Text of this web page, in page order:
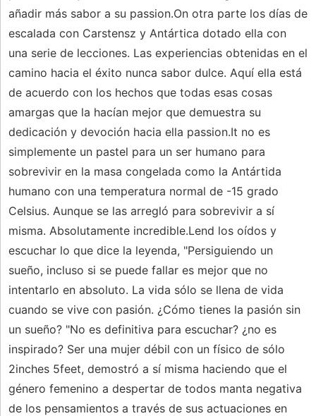
añadir más sabor a su passion.On otra parte los días de
escalada con Carstensz y Antártica dotado ella con
una serie de lecciones. Las experiencias obtenidas en el
camino hacia el éxito nunca sabor dulce. Aquí ella está
de acuerdo con los hechos que todas esas cosas
amargas que la hacían mejor que demuestra su
dedicación y devoción hacia ella passion.It no es
simplemente un pastel para un ser humano para
sobrevivir en la masa congelada como la Antártida
humano con una temperatura normal de -15 grado
Celsius. Aunque se las arregló para sobrevivir a sí
misma. Absolutamente incredible.Lend los oídos y
escuchar lo que dice la leyenda, "Persiguiendo un
sueño, incluso si se puede fallar es mejor que no
intentarlo en absoluto. La vida sólo se llena de vida
cuando se vive con pasión. ¿Cómo tienes la pasión sin
un sueño? "No es definitiva para escuchar? ¿no es
inspirado? Ser una mujer débil con un físico de sólo
2inches 5feet, demostró a sí misma haciendo que el
género femenino a despertar de todos manta negativa
de los pensamientos a través de sus actuaciones en